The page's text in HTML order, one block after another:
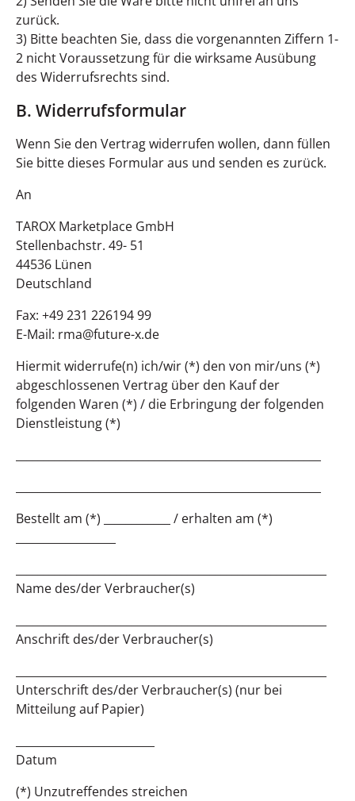
zurück.
3) Bitte beachten Sie, dass die vorgenannten Ziffern 1-
2 nicht Voraussetzung für die wirksame Ausübung
des Widerrufsrechts sind.
B. Widerrufsformular
Wenn Sie den Vertrag widerrufen wollen, dann füllen
Sie bitte dieses Formular aus und senden es zurück.
An
TAROX Marketplace GmbH
Stellenbachstr. 49- 51
44536 Lünen
Deutschland
Fax: +49 231 226194 99
E-Mail: rma@future-x.de
Hiermit widerrufe(n) ich/wir (*) den von mir/uns (*)
abgeschlossenen Vertrag über den Kauf der
folgenden Waren (*) / die Erbringung der folgenden
Dienstleistung (*)
Bestellt am (*) ____________ / erhalten am (*)
Name des/der Verbraucher(s)
Anschrift des/der Verbraucher(s)
Unterschrift des/der Verbraucher(s) (nur bei
Mitteilung auf Papier)
Datum
(*) Unzutreffendes streichen